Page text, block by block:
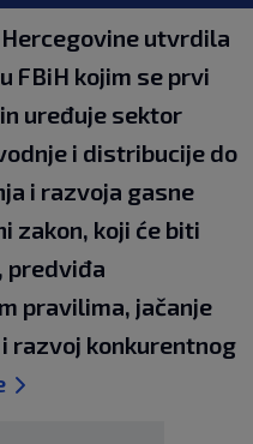
utvrdila
FBiH kojim se prvi
uređuje sektor
i distribucije do
i razvoja gasne
zakon, koji će biti
predviđa
pravilima, jačanje
razvoj konkurentnog